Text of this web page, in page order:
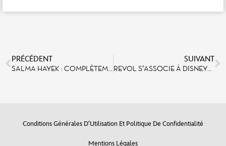
PRÉCÉDENT
SALMA HAYEK : COMPLÈTEMENT FAN D’HALLOWEEN AU PARC DISNEYLAND
SUIVANT
REVOL S’ASSOCIE À DISNEYLAND PARIS ET REVISITE SON CÉLÈBRE GOBELET FROISSÉ !
Conditions Générales D’Utilisation Et Politique De Confidentialité
Mentions Légales